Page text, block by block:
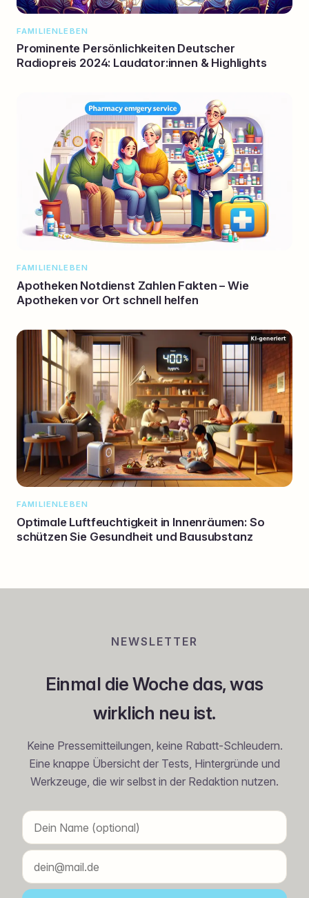
FAMILIENLEBEN
Prominente Persönlichkeiten Deutscher
Radiopreis 2024: Laudator:innen & Highlights
FAMILIENLEBEN
Apotheken Notdienst Zahlen Fakten – Wie
Apotheken vor Ort schnell helfen
FAMILIENLEBEN
Optimale Luftfeuchtigkeit in Innenräumen: So
schützen Sie Gesundheit und Bausubstanz
NEWSLETTER
Einmal die Woche das, was
wirklich neu ist.
Keine Pressemitteilungen, keine Rabatt-Schleudern.
Eine knappe Übersicht der Tests, Hintergründe und
Werkzeuge, die wir selbst in der Redaktion nutzen.